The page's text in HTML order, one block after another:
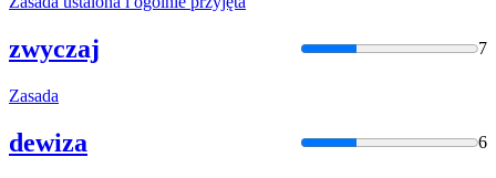
zwyczaj 7
Zasada
dewiza 6